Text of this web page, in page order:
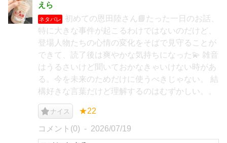
えら
ネタバレ
初めての恩田陸さん📘たった一日のお話、
特に大きな事件が起こるわけではないのだけど、
登場人物たちの心情の変化をそばで見守ることが
できて、読了後は爽やかな気持ちになった💫 雑音
はうるさいけど聞いておかなきゃいけない時があ
る。今を未来のためだけに使うべきじゃない。 結
構好きな言葉だけど理解するのはむずかしい。。
ナイス ★22
コメント(0) 2026/07/19